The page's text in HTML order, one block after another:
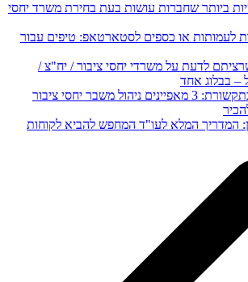
ביותר שחברות עושות בעת בחירת משרד יחסי
לעמותות או כספים לסטארטאפ: טיפים עבור
לדעת על משרדי יחסי ציבור / יח"צ /
– בבלוג אחד
ניהול משברים בתקשורת: 3 מאפיינים ניהול משבר יחסי ציבור
המדריך המלא לעו"ד המחפש להביא לקוחות